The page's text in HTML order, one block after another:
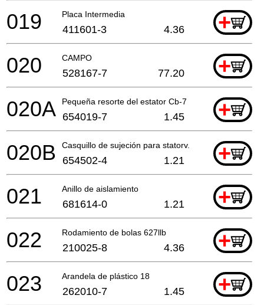
Placa Intermedia +
019 411601-3 4.36
CAMPO +
020 528167-7 77.20
Pequeña resorte del estator Cb-7 +
020A 654019-7 1.45
Casquillo de sujeción para statorv. 2mm +
020B 654502-4 1.21
Anillo de aislamiento +
021 681614-0 1.21
Rodamiento de bolas 627llb +
022 210025-8 4.36
Arandela de plástico 18 +
023 262010-7 1.45